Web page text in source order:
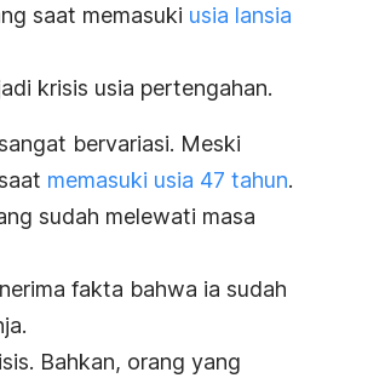
saat memasuki usia lansia
krisis usia pertengahan.
bervariasi. Meski
memasuki usia 47 tahun.
sudah melewati masa
fakta bahwa ia sudah
. Bahkan, orang yang